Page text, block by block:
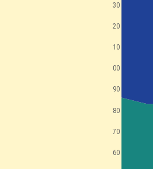
60
70
80
90
100
110
120
130